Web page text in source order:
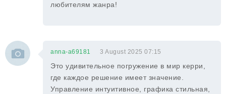
любителям жанра!
anna-a69181 3 August 2025 07:15
Это удивительное погружение в мир керри,
где каждое решение имеет значение.
Управление интуитивное, графика стильная,